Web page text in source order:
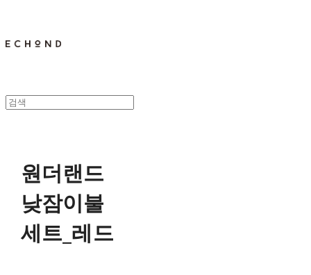
원더랜드
낮잠이불
세트_레드